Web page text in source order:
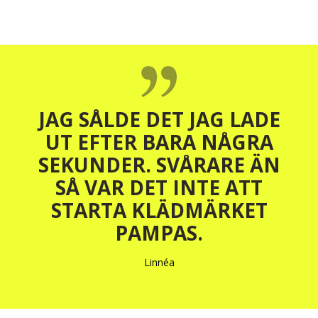
JAG SÅLDE DET JAG LADE
UT EFTER BARA NÅGRA
SEKUNDER. SVÅRARE ÄN
SÅ VAR DET INTE ATT
STARTA KLÄDMÄRKET
PAMPAS.
Linnéa